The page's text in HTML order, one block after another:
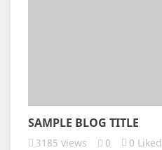
SAMPLE BLOG TITLE
3185 views 0 0 Liked